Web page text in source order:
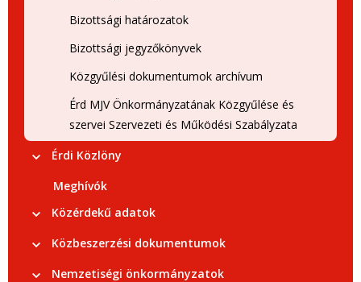
Bizottsági határozatok
Bizottsági jegyzőkönyvek
Közgyűlési dokumentumok archívum
Érd MJV Önkormányzatának Közgyűlése és
szervei Szervezeti és Működési Szabályzata
Érdi Közlöny
Meghívók
Közérdekű adatok
Közbeszerzési dokumentumok
Nemzetiségi önkormányzatok